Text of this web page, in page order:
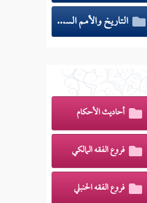
التاريخ والأمم السابقة
أحاديث الأحكام
فروع الفقه المالكي
فروع الفقه الحنبلي